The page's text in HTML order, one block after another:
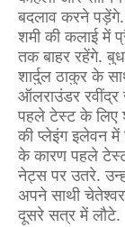
बदलाव करने
शमी की कलाई में
तक बाहर रहेंगे.
शार्दुल ठाकुर के
ऑलराउंडर
पहले टेस्ट के लिए
की प्लेइंग इलेवन में
के कारण पहले
नेट्स पर उतरे.
अपने साथी
दूसरे सत्र में लौटे.